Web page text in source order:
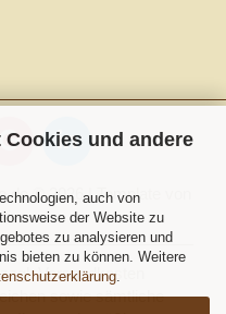
Cookies und andere
auch von
der Website zu
zu analysieren und
bieten zu können. Weitere
.
© 2026 | Template von
.
Versandkosten
sowie sämtliche